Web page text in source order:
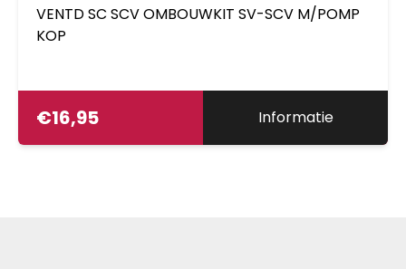
VENTD SC SCV OMBOUWKIT SV-SCV M/POMP
KOP
€16,95 Informatie